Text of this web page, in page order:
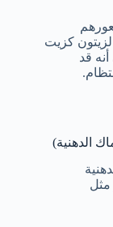
كزيت
قد
أحماض “أوميغا-3” الدهنية